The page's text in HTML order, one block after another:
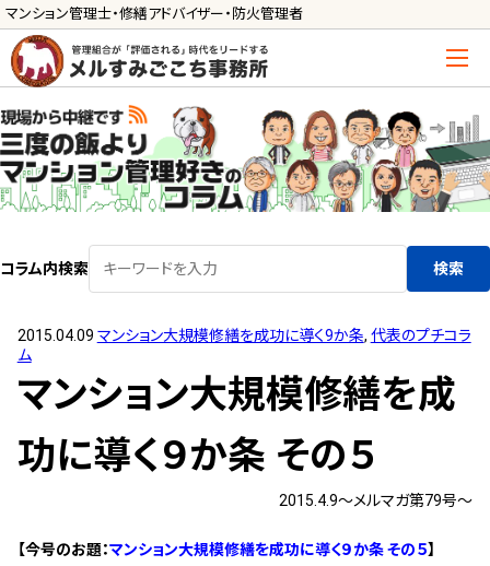
マンション管理士・修繕アドバイザー・防火管理者
コラム内検索 検索
2015.04.09 マンション大規模修繕を成功に導く9か条, 代表のプチコラ
ム
マンション大規模修繕を成
功に導く９か条 その５
2015.4.9～メルマガ第79号～
【今号のお題：マンション大規模修繕を成功に導く９か条 その５】
管理士の活用方法
ご利用の流れ »
サービス一覧
管理組合運営
メルの理事会アドバイザー »
新人管理士顧問サービス
管理費カイゼン隊 »